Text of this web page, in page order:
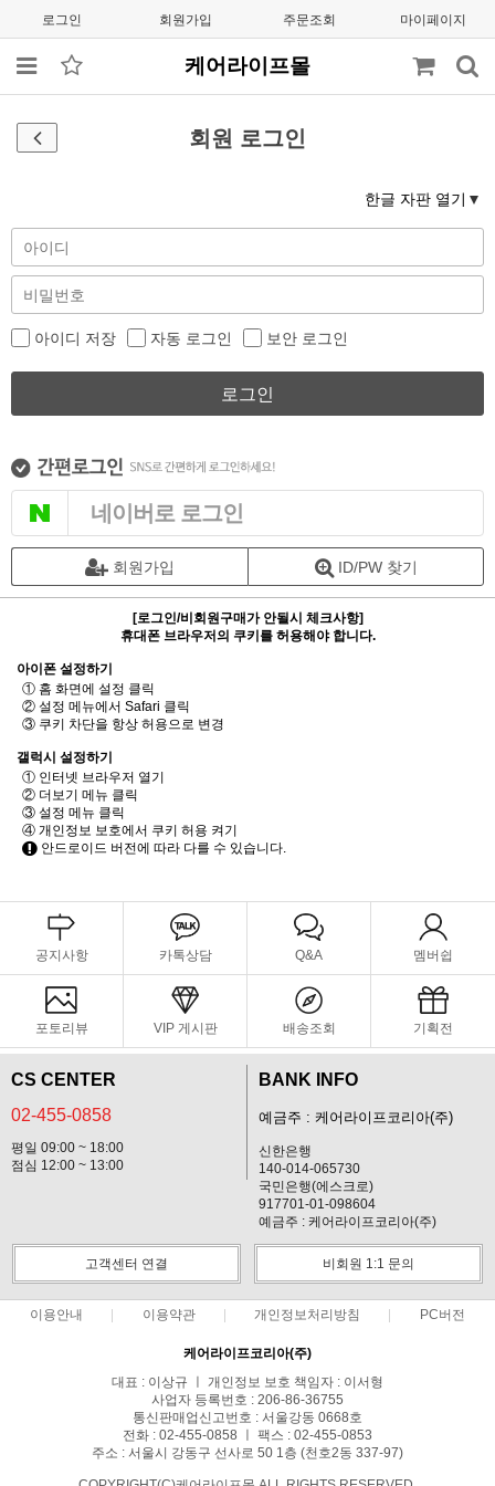
로그인 회원가입 주문조회 마이페이지
케어라이프몰
회원 로그인
한글 자판 열기
아이디 저장 자동 로그인 보안 로그인
로그인
네이버로 로그인
회원가입 ID/PW 찾기
[로그인/비회원구매가 안될시 체크사항]
휴대폰 브라우저의 쿠키를 허용해야 합니다.
아이폰 설정하기
① 홈 화면에 설정 클릭
② 설정 메뉴에서 Safari 클릭
③ 쿠키 차단을 항상 허용으로 변경
갤럭시 설정하기
① 인터넷 브라우저 열기
② 더보기 메뉴 클릭
③ 설정 메뉴 클릭
④ 개인정보 보호에서 쿠키 허용 켜기
안드로이드 버전에 따라 다를 수 있습니다.
공지사항 카톡상담 Q&A 멤버쉽
포토리뷰 VIP 게시판 배송조회 기획전
CS CENTER
02-455-0858
평일 09:00 ~ 18:00
점심 12:00 ~ 13:00
BANK INFO
예금주 : 케어라이프코리아(주)
신한은행
140-014-065730
국민은행(에스크로)
917701-01-098604
예금주 : 케어라이프코리아(주)
고객센터 연결 비회원 1:1 문의
이용안내 이용약관 개인정보처리방침 PC버전
케어라이프코리아(주)
대표 : 이상규 ㅣ 개인정보 보호 책임자 : 이서형
사업자 등록번호 : 206-86-36755
통신판매업신고번호 : 서울강동 0668호
전화 : 02-455-0858 ㅣ 팩스 : 02-455-0853
주소 : 서울시 강동구 선사로 50 1층 (천호2동 337-97)